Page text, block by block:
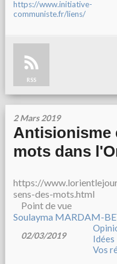
https://www.initiative-
communiste.fr/liens/
RSS
2 Mars 2019
Antisionisme
mots dans
https://
sens-des-mots.html
Point de vue
Soulayma MARDAM-
02/03/2019
Idées
Vos